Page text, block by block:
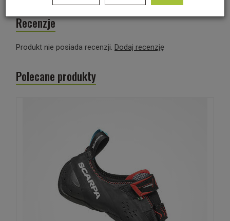
Recenzje
Produkt nie posiada recenzji. Dodaj recenzję
Polecane produkty